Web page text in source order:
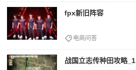
fpx新旧阵容
电商问答
战国立志传种田攻略_1